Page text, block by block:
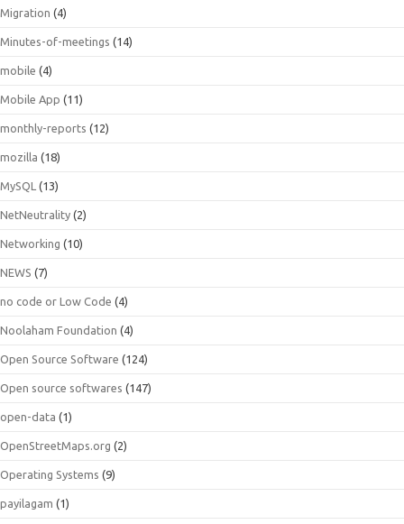
Migration (4)
Minutes-of-meetings (14)
mobile (4)
Mobile App (11)
monthly-reports (12)
mozilla (18)
MySQL (13)
NetNeutrality (2)
Networking (10)
NEWS (7)
no code or Low Code (4)
Noolaham Foundation (4)
Open Source Software (124)
Open source softwares (147)
open-data (1)
OpenStreetMaps.org (2)
Operating Systems (9)
payilagam (1)